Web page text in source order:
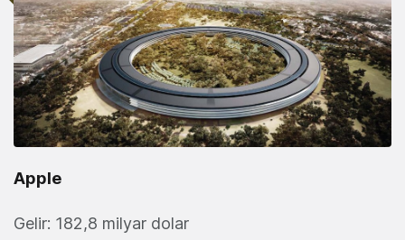
Apple
Gelir: 182,8 milyar dolar